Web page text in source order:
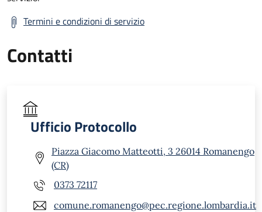
Termini e condizioni di servizio
Contatti
Ufficio Protocollo
Piazza Giacomo Matteotti, 3 26014 Romanengo
(CR)
0373 72117
comune.romanengo@pec.regione.lombardia.it